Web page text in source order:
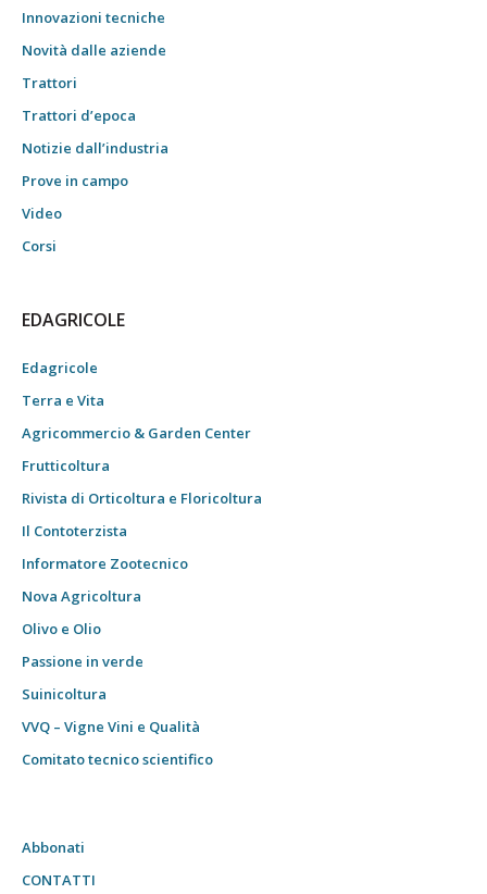
Innovazioni tecniche
Novità dalle aziende
Trattori
Trattori d’epoca
Notizie dall’industria
Prove in campo
Video
Corsi
EDAGRICOLE
Edagricole
Terra e Vita
Agricommercio & Garden Center
Frutticoltura
Rivista di Orticoltura e Floricoltura
Il Contoterzista
Informatore Zootecnico
Nova Agricoltura
Olivo e Olio
Passione in verde
Suinicoltura
VVQ – Vigne Vini e Qualità
Comitato tecnico scientifico
Abbonati
CONTATTI